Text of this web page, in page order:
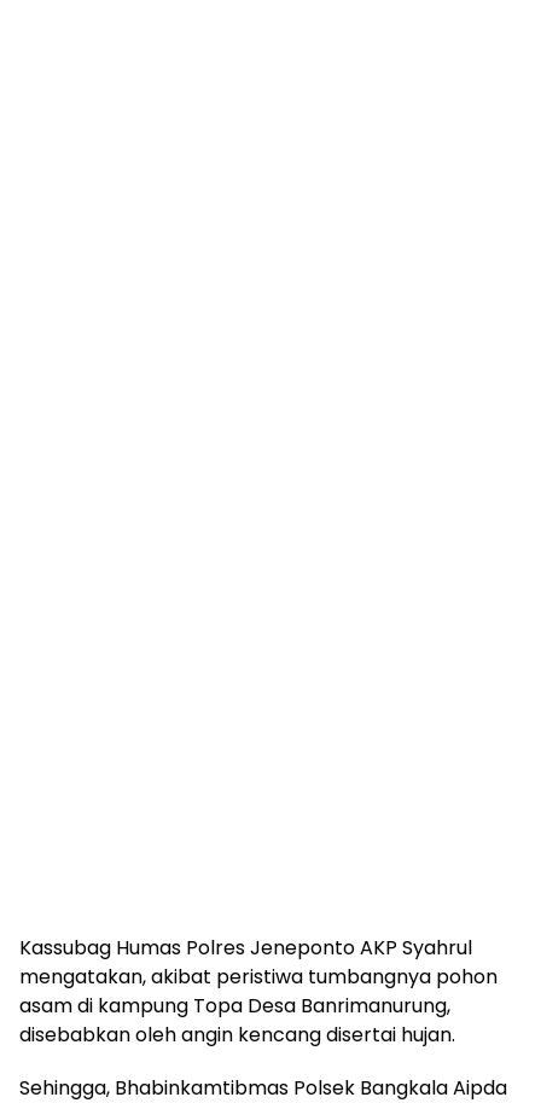
Kassubag Humas Polres Jeneponto AKP Syahrul
mengatakan, akibat peristiwa tumbangnya pohon
asam di kampung Topa Desa Banrimanurung,
disebabkan oleh angin kencang disertai hujan.
Sehingga, Bhabinkamtibmas Polsek Bangkala Aipda